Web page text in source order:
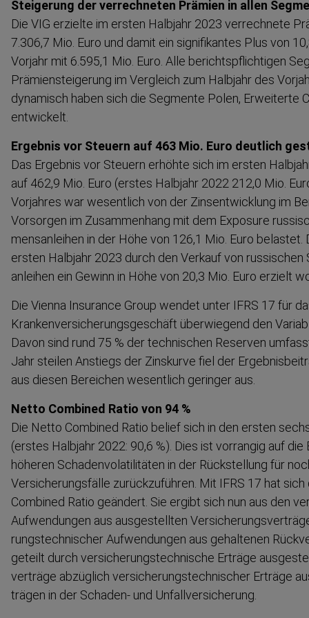
Steigerung der verrechneten Prämien in allen
Die VIG erzielte im ersten Halbjahr 2023 verrechnete
7.306,7 Mio. Euro und damit ein signifi­kantes Plus von
Vorjahr mit 6.595,1 Mio. Euro. Alle berichts­pflichtigen
Prämien­stei­gerung im Vergleich zum Halbjahr des
dynamisch haben sich die Segmente Polen, Erweiterte
entwickelt.
Ergebnis vor Steuern auf 463 Mio. Euro deutlich
Das Ergebnis vor Steuern erhöhte sich im ersten
auf 462,9 Mio. Euro (erstes Halbjahr 2022 212,0 Mio.
Vorjahres war wesentlich von der Zinsent­wicklung im
Vorsorgen im Zusammenhang mit dem Exposure
mens­an­leihen in der Höhe von 126,1 Mio. Euro belastet.
ersten Halbjahr 2023 durch den Verkauf von
an­leihen ein Gewinn in Höhe von 20,3 Mio. Euro erzielt
Die Vienna Insurance Group wendet unter IFRS 17 für
Kranken­ver­si­che­rungs­ge­schäft überwiegend den
Davon sind rund 75 % der technischen Reserven
Jahr steilen Anstiegs der Zinskurve fiel der
aus diesen Bereichen wesentlich geringer aus.
Netto Combined Ratio von 94 %
Die Netto Combined Ratio belief sich in den ersten
(erstes Halbjahr 2022: 90,6 %). Dies ist vorrangig auf
höheren Schaden­vo­la­ti­litäten in der Rückstellung für
Versiche­rungsfälle zurück­zu­führen. Mit IFRS 17 hat
Combined Ratio geändert. Sie ergibt sich nun aus den
Aufwen­dungen aus ausgestellten
rungs­tech­nischer Aufwen­dungen aus gehaltenen
geteilt durch versiche­rungs­tech­nische Erträge
verträge abzüglich versiche­rungs­tech­nischer Erträge
trägen in der Schaden- und Unfall­ver­si­cherung.